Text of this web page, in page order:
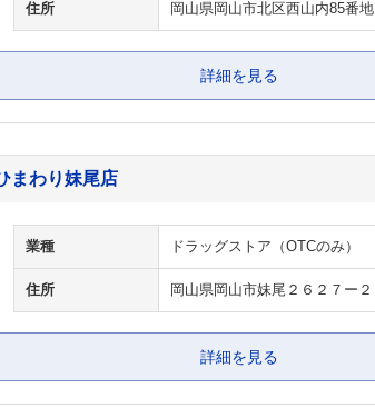
住所 岡山県岡山市北区西山内85番地
詳細を見る
まわり妹尾店
業種 ドラッグストア（OTCのみ）
住所 岡山県岡山市妹尾２６２７ー２
詳細を見る